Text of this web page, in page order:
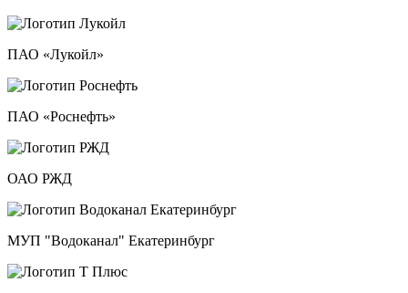
ПАО «Лукойл»
ПАО «Роснефть»
ОАО РЖД
МУП "Водоканал" Екатеринбург